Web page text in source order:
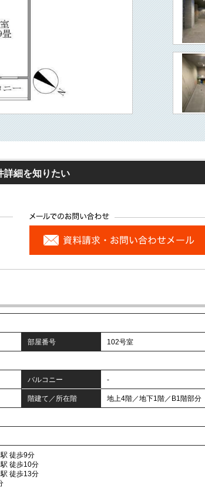
詳細を知りたい
部屋番号 102号室
バルコニー -
階建て／所在階 地上4階／地下1階／B1階部分
徒歩9分
徒歩10分
徒歩13分